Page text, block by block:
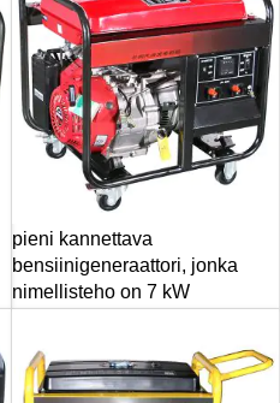
pieni kannettava
bensiinigeneraattori, jonka
nimellisteho on 7 kW